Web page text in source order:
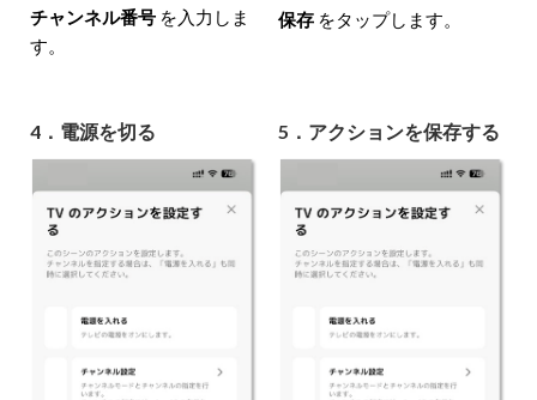
チャンネル番号 を入力しま
す。
保存 をタップします。
4．電源を切る 5．アクションを保存する